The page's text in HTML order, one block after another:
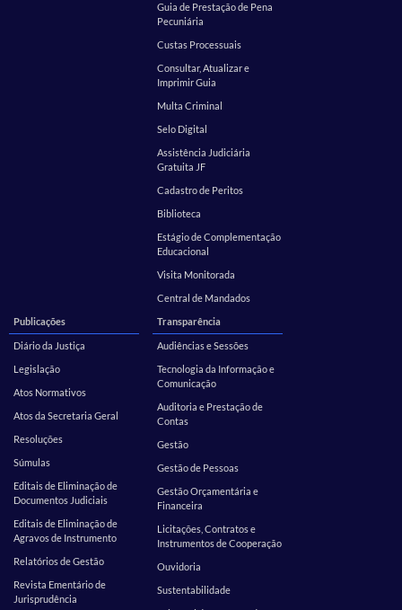
Guia de Prestação de Pena
Pecuniária
Custas Processuais
Consultar, Atualizar e
Imprimir Guia
Multa Criminal
Selo Digital
Assistência Judiciária
Gratuita JF
Cadastro de Peritos
Biblioteca
Estágio de Complementação
Educacional
Visita Monitorada
Central de Mandados
Publicações
Diário da Justiça
Legislação
Atos Normativos
Atos da Secretaria Geral
Resoluções
Súmulas
Editais de Eliminação de
Documentos Judiciais
Editais de Eliminação de
Agravos de Instrumento
Relatórios de Gestão
Revista Ementário de
Jurisprudência
Transparência
Audiências e Sessões
Tecnologia da Informação e
Comunicação
Auditoria e Prestação de
Contas
Gestão
Gestão de Pessoas
Gestão Orçamentária e
Financeira
Licitações, Contratos e
Instrumentos de Cooperação
Ouvidoria
Sustentabilidade